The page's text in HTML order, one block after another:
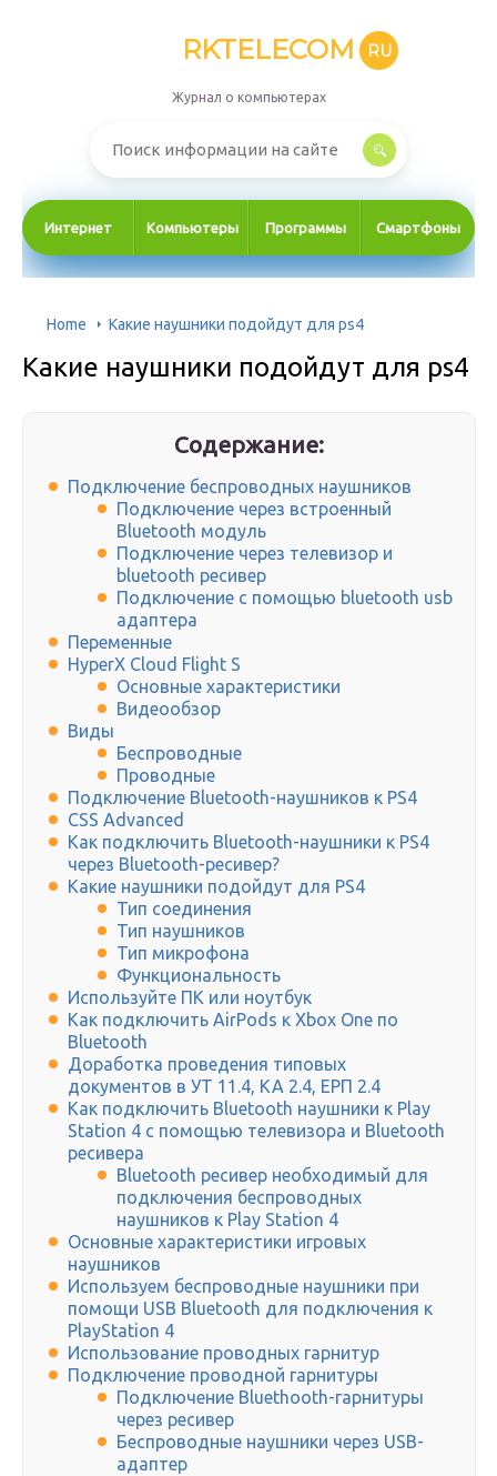
RKTELECOM RU
Журнал о компьютерах
Интернет Компьютеры Программы Смартфоны
Home Какие наушники подойдут для ps4
Какие наушники подойдут для ps4
Содержание:
Подключение беспроводных наушников
Подключение через встроенный
Bluetooth модуль
Подключение через телевизор и
bluetooth ресивер
Подключение с помощью bluetooth usb
адаптера
Переменные
HyperX Cloud Flight S
Основные характеристики
Видеообзор
Виды
Беспроводные
Проводные
Подключение Bluetooth-наушников к PS4
CSS Advanced
Как подключить Bluetooth-наушники к PS4
через Bluetooth-ресивер?
Какие наушники подойдут для PS4
Тип соединения
Тип наушников
Тип микрофона
Функциональность
Используйте ПК или ноутбук
Как подключить AirPods к Xbox One по
Bluetooth
Доработка проведения типовых
документов в УТ 11.4, КА 2.4, ЕРП 2.4
Как подключить Bluetooth наушники к Play
Station 4 с помощью телевизора и Bluetooth
ресивера
Bluetooth ресивер необходимый для
подключения беспроводных
наушников к Play Station 4
Основные характеристики игровых
наушников
Используем беспроводные наушники при
помощи USB Bluetooth для подключения к
PlayStation 4
Использование проводных гарнитур
Подключение проводной гарнитуры
Подключение Bluethooth-гарнитуры
через ресивер
Беспроводные наушники через USB-
адаптер